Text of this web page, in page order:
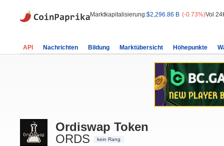
Marktkapitalisierung:$2,296.86 B (-0.73%)Vol
API Nachrichten Bildung Marktübersicht Höhepunkte
Ordiswap Token
ORDS
kein Rang